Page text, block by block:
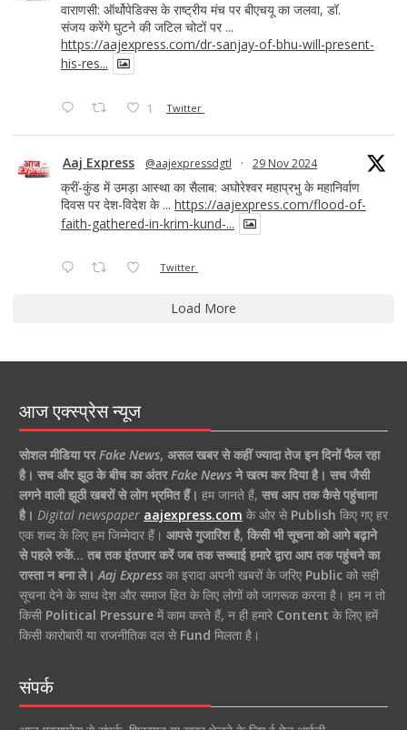
वाराणसी: ऑर्थोपेडिक्स के राष्ट्रीय मंच पर बीएचयू का जलवा, डॉ.
संजय करेंगे घुटने की जटिल चोटों पर ...
https://aajexpress.com/dr-sanjay-of-bhu-will-present-
his-res...
1 Twitter
Aaj Express @aajexpressdgtl · 29 Nov 2024
क्रीं-कुंड में उमड़ा आस्था का सैलाब: अघोरेश्वर महाप्रभु के महानिर्वाण
दिवस पर देश-विदेश के ... https://aajexpress.com/flood-of-
faith-gathered-in-krim-kund-...
Twitter
Load More
आज एक्स्प्रेस न्यूज
सोशल मीडिया पर Fake News, असल खबर से कहीं ज्यादा तेज इन दिनों फैल रहा
है। सच और झूठ के बीच का अंतर Fake Newsने खत्म कर दिया है। सच जैसी
लगने वाली झूठी खबरों से लोग भ्रमित हैं। हम जानते हैं, सच आप तक कैसे पहुंचाना
है। Digital newspaper aajexpress.com के ओर से Publish किए गए हर
एक शब्द के लिए हम जिम्मेदार हैं। आपसे गुजारिश है, किसी भी सूचना को आगे बढ़ाने
से पहले रुकें… तब तक इंतजार करें जब तक सच्चाई हमारे द्वारा आप तक पहुंचने का
रास्ता न बना ले। Aaj Expressका इरादा अपनी खबरों के जरिए Publicको सही
सूचना देने के साथ देश और समाज हित के लिए लोगों को जागरूक करना है। हम न तो
किसी Political Pressureमें काम करते हैं, न ही हमारे Content के लिए हमें
किसी कारोबारी या राजनीतिक दल से Fund मिलता है।
संपर्क